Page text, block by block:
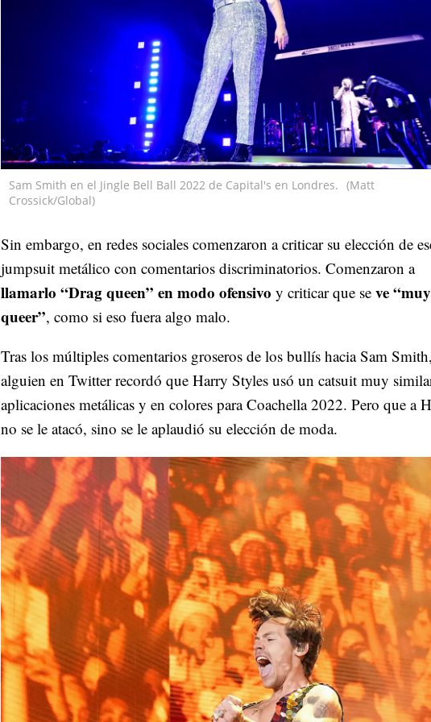
Sam Smith en el Jingle Bell Ball 2022 de Capital's en Londres. (Matt
Crossick/Global)
Sin embargo, en redes sociales comenzaron a criticar su elección de
jumpsuit metálico con comentarios discriminatorios. Comenzaron a
llamarlo “Drag queen” en modo ofensivo y criticar que se ve “muy
queer”, como si eso fuera algo malo.
Tras los múltiples comentarios groseros de los bullís hacia Sam
alguien en Twitter recordó que Harry Styles usó un catsuit muy
aplicaciones metálicas y en colores para Coachella 2022. Pero que a
no se le atacó, sino se le aplaudió su elección de moda.